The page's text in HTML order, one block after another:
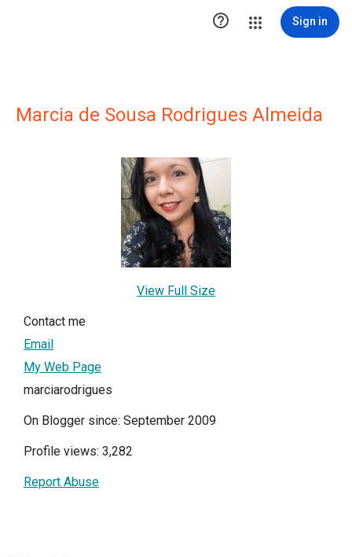
 Sign in
Marcia de Sousa Rodrigues Almeida
View Full Size
Contact me
Email
My Web Page
marciarodrigues
On Blogger since: September 2009
Profile views: 3,282
Report Abuse